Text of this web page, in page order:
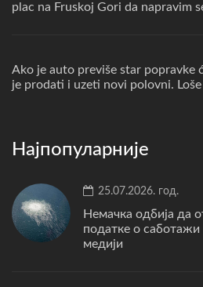
plac na Fruskoj Gori da napravim
Ako je auto previše star popravke
je prodati i uzeti novi polovni.
Најпопуларније
25.07.2026. год.
Немачка одбија да
податке о саботажи
медији